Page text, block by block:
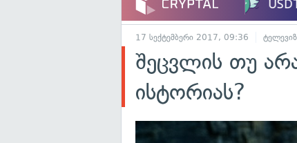
17 სექტემბერი 2017, 09:36
შეცვლის თუ
ისტორიას?